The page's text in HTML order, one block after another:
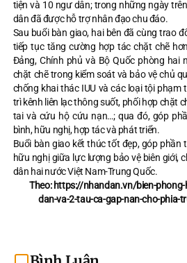
tiện và 10 ngư dân; trong những ngày
dân đã được hỗ trợ nhân đạo chu đáo.
Sau buổi bàn giao, hai bên đã cùng trao
tiếp tục tăng cường hợp tác chặt chẽ
Đảng, Chính phủ và Bộ Quốc phòng hai
chặt chẽ trong kiểm soát và bảo vệ chủ
chống khai thác IUU và các loại tội phạm
trì kênh liên lạc thông suốt, phối hợp chặt
tai và cứu hộ cứu nạn…; qua đó, góp
bình, hữu nghị, hợp tác và phát triển.
Buổi bàn giao kết thúc tốt đẹp, góp phần
hữu nghị giữa lực lượng bảo vệ biên giới,
dân hai nước Việt Nam-Trung Quốc.
Theo: https://nhandan.vn/bien-
dan-va-2-tau-ca-gap-nan-cho-phia-